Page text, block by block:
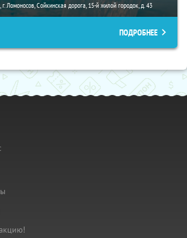
Ломоносов, Сойкинская дорога, 15-й жилой городок, д. 43
ПОДРОБНЕЕ